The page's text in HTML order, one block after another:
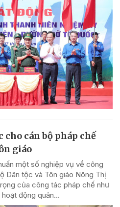
cán bộ pháp chế
giáo
một số nghiệp vụ về công
Dân tộc và Tôn giáo Nông Thị
của công tác pháp chế như
động quản...